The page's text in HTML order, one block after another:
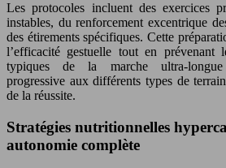
Les protocoles incluent des exercices
instables, du renforcement excentrique
des étirements spécifiques. Cette
l’efficacité gestuelle tout en prévenant
typiques de la marche ultra-longue
progressive aux différents types de
de la réussite.
Stratégies nutritionnelles
autonomie complète